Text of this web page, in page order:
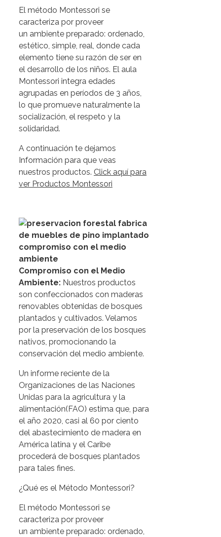
El método Montessori se
caracteriza por proveer
un ambiente preparado: ordenado,
estético, simple, real, donde cada
elemento tiene su razón de ser en
el desarrollo de los niños. El aula
Montessori integra edades
agrupadas en períodos de 3 años,
lo que promueve naturalmente la
socialización, el respeto y la
solidaridad.
A continuación te dejamos
Información para que veas
nuestros productos. Click aquí para
ver Productos Montessori
Compromiso con el Medio
Ambiente: Nuestros productos
son confeccionados con maderas
renovables obtenidas de bosques
plantados y cultivados. Velamos
por la preservación de los bosques
nativos, promocionando la
conservación del medio ambiente.
Un informe reciente de la
Organizaciones de las Naciones
Unidas para la agricultura y la
alimentación(FAO) estima que, para
el año 2020, casi al 60 por ciento
del abastecimiento de madera en
América latina y el Caribe
procederá de bosques plantados
para tales fines.
¿Qué es el Método Montessori?
El método Montessori se
caracteriza por proveer
un ambiente preparado: ordenado,